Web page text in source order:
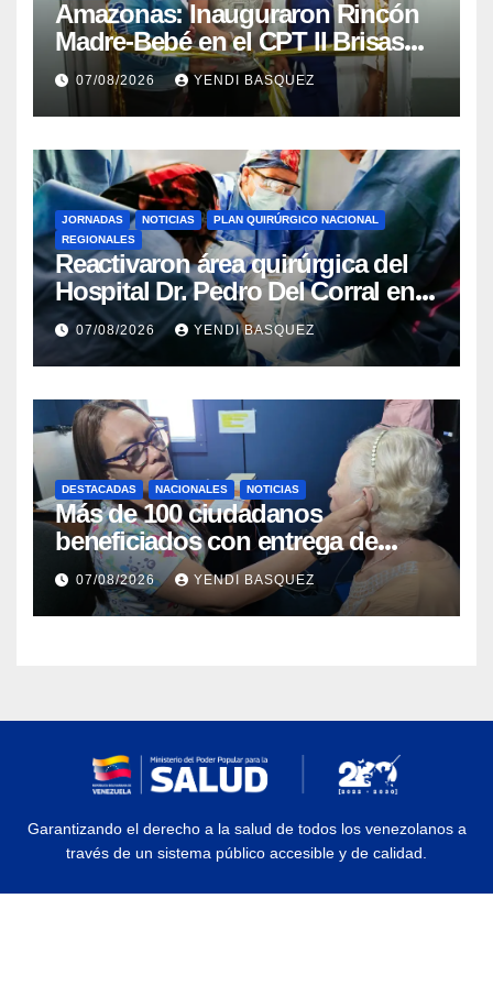
​Amazonas: Inauguraron Rincón
Madre-Bebé en el CPT II Brisas
del Aeropuerto ​Inauguraron
Rincón
07/08/2026 YENDI BASQUEZ
JORNADAS NOTICIAS
PLAN QUIRÚRGICO NACIONAL
REGIONALES
Reactivaron área quirúrgica del
Hospital Dr. Pedro Del Corral en
Guárico
07/08/2026 YENDI BASQUEZ
DESTACADAS NACIONALES NOTICIAS
Más de 100 ciudadanos
beneficiados con entrega de
prótesis auditivas en el Centro de
Rehabilitación J.J. Arvelo
07/08/2026 YENDI BASQUEZ
Garantizando el derecho a la salud de todos los venezolanos a
través de un sistema público accesible y de calidad.